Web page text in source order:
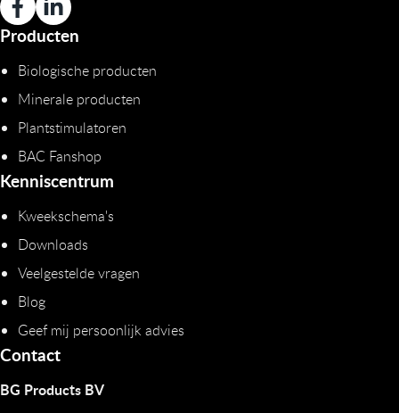
Producten
Biologische producten
Minerale producten
Plantstimulatoren
BAC Fanshop
Kenniscentrum
Kweekschema's
Downloads
Veelgestelde vragen
Blog
Geef mij persoonlijk advies
Contact
BG Products BV